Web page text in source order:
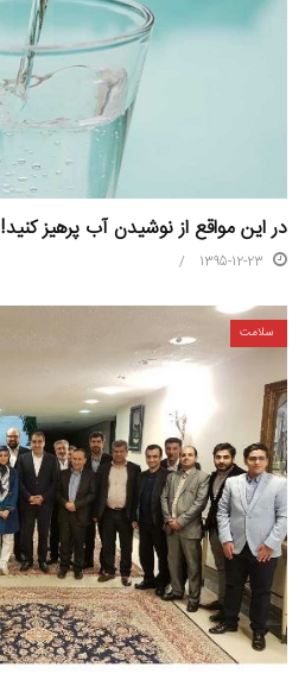
در این مواقع از نوشیدن آب پرهیز کنید!
1395-12-23
سلامت